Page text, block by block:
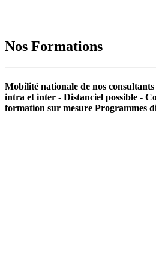
Nos Formations
Mobilité nationale de nos
intra et inter - Distanciel possible -
formation sur mesure Programmes